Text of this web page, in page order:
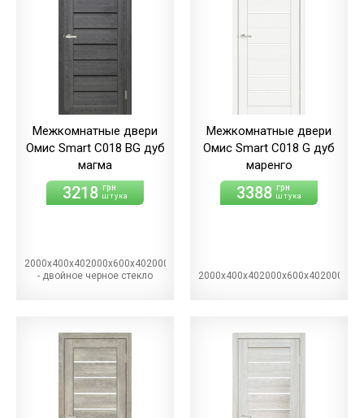
Межкомнатные двери
Омис Smart С018 BG дуб
магма
3218 грн
штука
2000х400х402000х600х402000х700х402000х800х402000х900х40BG
- двойное черное стекло
Межкомнатные двери
Омис Smart С018 G дуб
маренго
3388 грн
штука